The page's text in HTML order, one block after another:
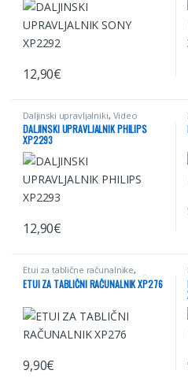
12,90€
Daljinski upravljalniki, Video
DALJINSKI UPRAVLJALNIK PHILIPS
XP2293
12,90€
Etui za tablične računalnike,
Mobilna telefonija,Računalništvo
ETUI ZA TABLIČNI RAČUNALNIK XP276
9,90€
Ta izdelek ima več različic.